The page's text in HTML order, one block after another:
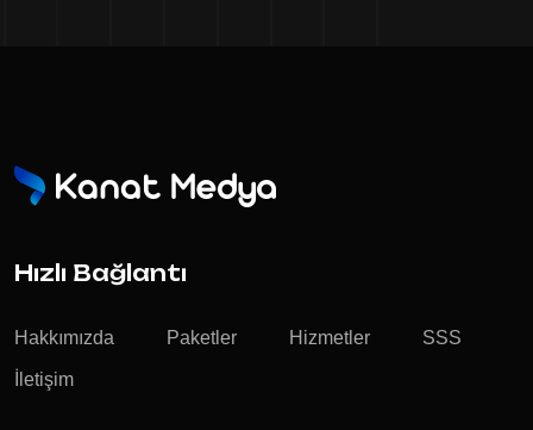
Hızlı Bağlantı
Hakkımızda Paketler Hizmetler SSS
İletişim